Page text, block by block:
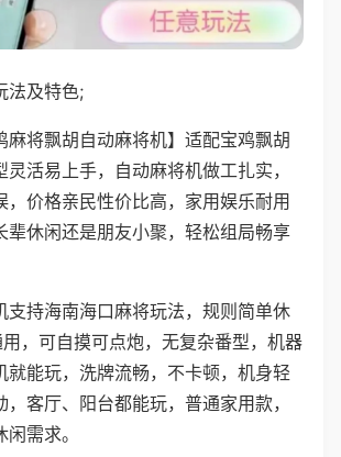
法及特色;
麻将飘胡自动麻将机】适配宝鸡飘胡
活易上手，自动麻将机做工扎实，
，价格亲民性价比高，家用娱乐耐用
辈休闲还是朋友小聚，轻松组局畅享
支持海南海口麻将玩法，规则简单休
，可自摸可点炮，无复杂番型，机器
就能玩，洗牌流畅，不卡顿，机身轻
客厅、阳台都能玩，普通家用款，
需求。